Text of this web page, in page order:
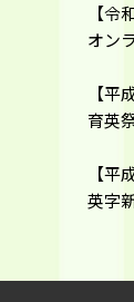
【令
オン
【平
育英
【平
英字